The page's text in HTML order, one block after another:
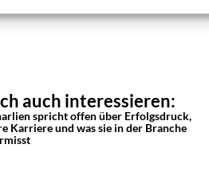
auch interessieren:
spricht offen über Erfolgsdruck,
Karriere und was sie in der Branche